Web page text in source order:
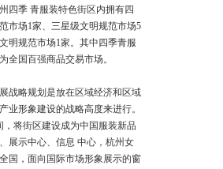
四季 青服装特色街区内拥有四
市场1家、三星级文明规范市场5
明规范市场1家。其中四季青服
全国百强商品交易市场。
战略规划是放在区域经济和区域
业形象建设的战略高度来进行。
，将街区建设成为中国服装新品
展示中心、信息 中心，杭州女
国，面向国际市场形象展示的窗